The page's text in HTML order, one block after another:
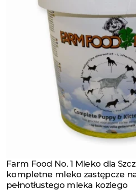
Zobacz produkt
Farm Food No. 1 Mleko dla
kompletne mleko zastępcze
pełnotłustego mleka koziego